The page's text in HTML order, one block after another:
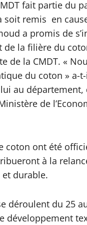
fait partie du
soit remis en
a promis de
la filière du
de la CMDT. «
du coton » a-
au
de
coton ont été
à la
durable.
déroulent du 25
développement